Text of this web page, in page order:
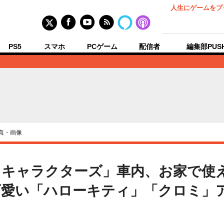
人生にゲームを
PS5 スマホ PCゲーム 配信者 編集部
・画像
ャラクターズ」車内、お家で使
い「ハローキティ」「クロミ」